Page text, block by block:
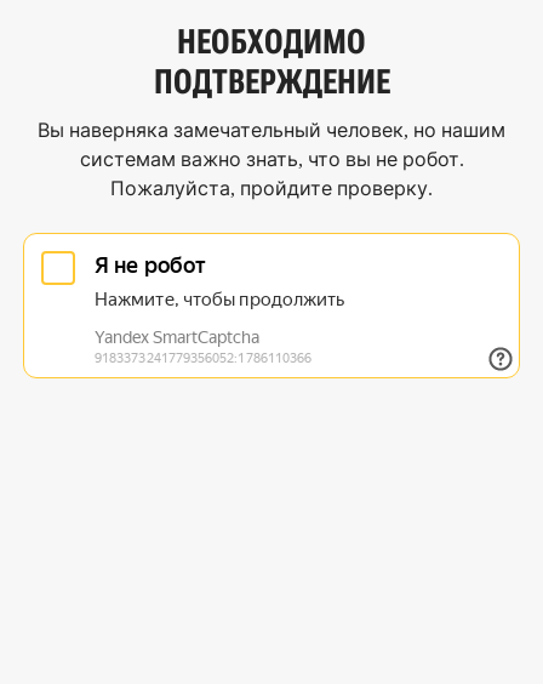
НЕОБХОДИМО
ПОДТВЕРЖДЕНИЕ
Вы наверняка замечательный человек, но нашим
системам важно знать, что вы не робот.
Пожалуйста, пройдите проверку.